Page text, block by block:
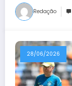
Redação
28/06/2026